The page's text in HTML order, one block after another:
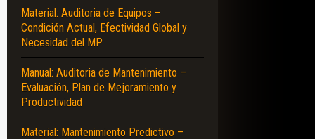
Material: Auditoria de Equipos –
Condición Actual, Efectividad Global y
Necesidad del MP
Manual: Auditoria de Mantenimiento –
Evaluación, Plan de Mejoramiento y
Productividad
Material: Mantenimiento Predictivo –